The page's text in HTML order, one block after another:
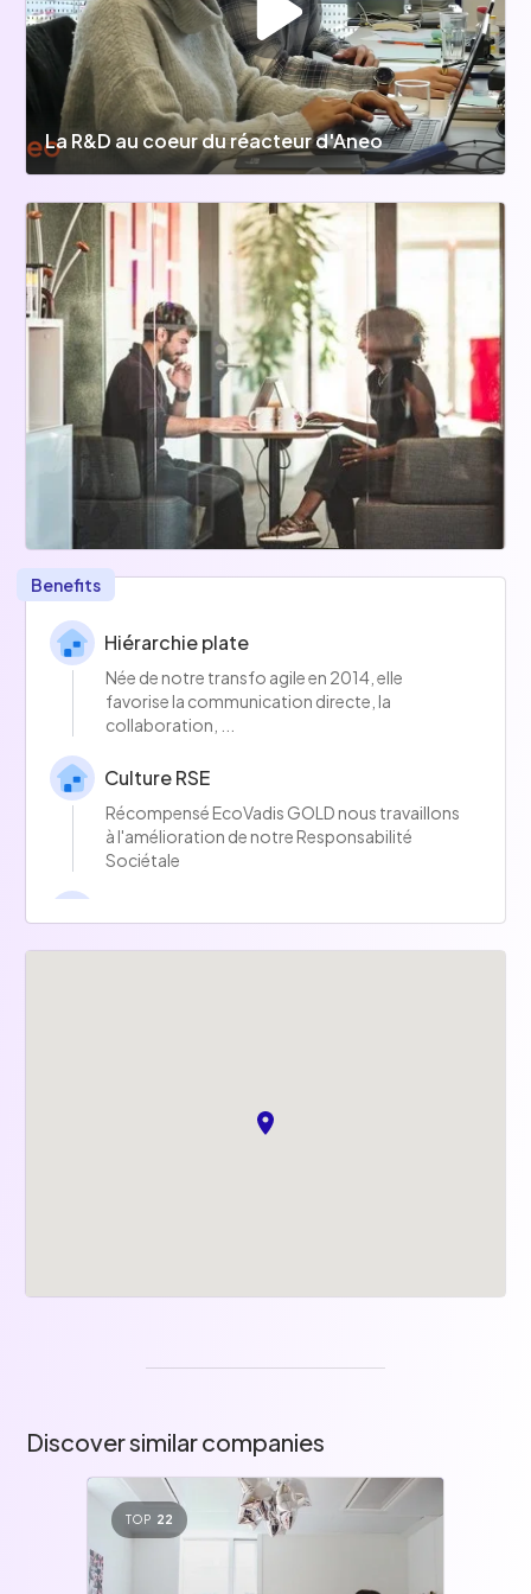
La R&D au coeur du réacteur d'Aneo
Benefits
Hiérarchie plate
Née de notre transfo agile en 2014, elle
favorise la communication directe, la
collaboration, ...
Culture RSE
Récompensé EcoVadis GOLD nous travaillons
à l'amélioration de notre Responsabilité
Sociétale
5% de la masse salariale est consacré : Aneo
Liberté d'entreprendre
Discover similar companies
TOP 22